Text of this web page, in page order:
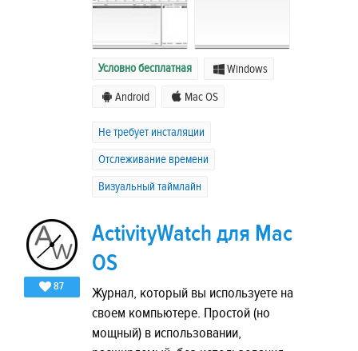
Условно бесплатная Windows
Android Mac OS
Не требует инсталяции
Отслеживание времени
Визуальный таймлайн
87
ActivityWatch для Mac
OS
Журнал, который вы используете на
своем компьютере. Простой (но
мощный) в использовании,